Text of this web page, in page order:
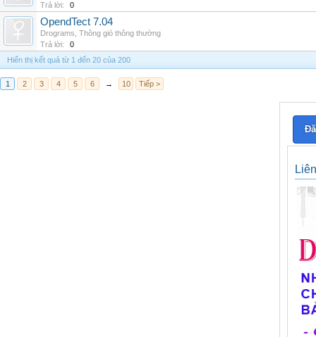
Trả lời:
0
OpendTect 7.04
Drograms Thông gió thông thường
Trả lời:
0
Hiển thị kết quả từ 1 đến 20 của 200
1 2 3 4 5 6 → 10 Tiếp >